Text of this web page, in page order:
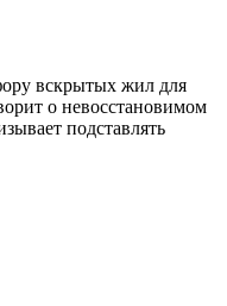
вскрытых жил для
о невосстановимом
подставлять